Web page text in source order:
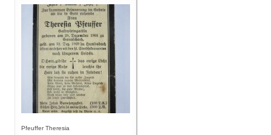
Pfeuffer Theresia